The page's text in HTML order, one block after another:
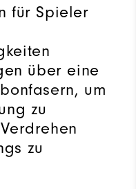
für Spieler
über eine
um
zu
zu